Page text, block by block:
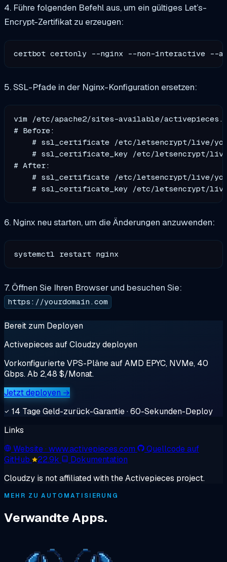
4. Führe folgenden Befehl aus, um ein gültiges Let’s-
Encrypt-Zertifikat zu erzeugen:
certbot certonly --nginx --non-interactive --
5. SSL-Pfade in der Nginx-Konfiguration ersetzen:
vim /etc/apache2/sites-available/
# Before:
# ssl_certificate /etc/letsencrypt/live/
# ssl_certificate_key /etc/letsencrypt/
# After:
# ssl_certificate /etc/letsencrypt/live/
6. Nginx neu starten, um die Änderungen anzuwenden:
7. Öffnen Sie Ihren Browser und besuchen Sie:
https://yourdomain.com
Bereit zum Deployen
Activepieces auf Cloudzy deployen
Vorkonfigurierte VPS-Pläne auf AMD EPYC, NVMe, 40
Gbps. Ab 2,48 $/Monat.
Jetzt deployen →
14 Tage Geld-zurück-Garantie · 60-Sekunden-Deploy
Links
Website· www.activepieces.com
Quellcode auf
GitHub
22.9k
Dokumentation
Cloudzy is not affiliated with the Activepieces project.
MEHR ZU AUTOMATISIERUNG
Verwandte Apps.